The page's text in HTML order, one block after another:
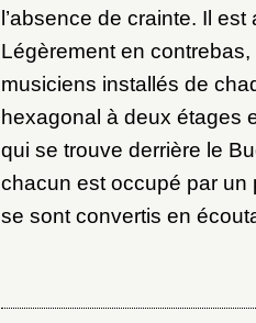
l’absence de crainte. Il est
Légèrement en
musiciens installés de
hexagonal à deux étages
qui se trouve derrière le
chacun est occupé par un
se sont convertis en
Créer et